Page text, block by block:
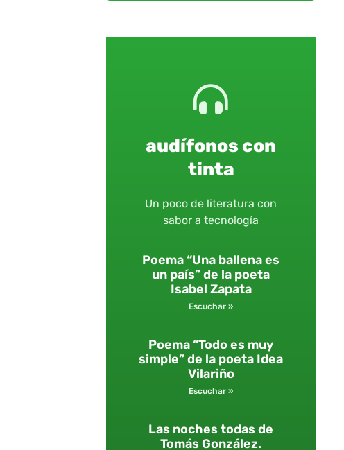
audífonos con
tinta
Un poco de literatura con
sabor a tecnología
Poema “Una ballena es
un país” de la poeta
Isabel Zapata
Escuchar »
Poema “Todo es muy
simple” de la poeta Idea
Vilariño
Escuchar »
Las noches todas de
Tomás González.